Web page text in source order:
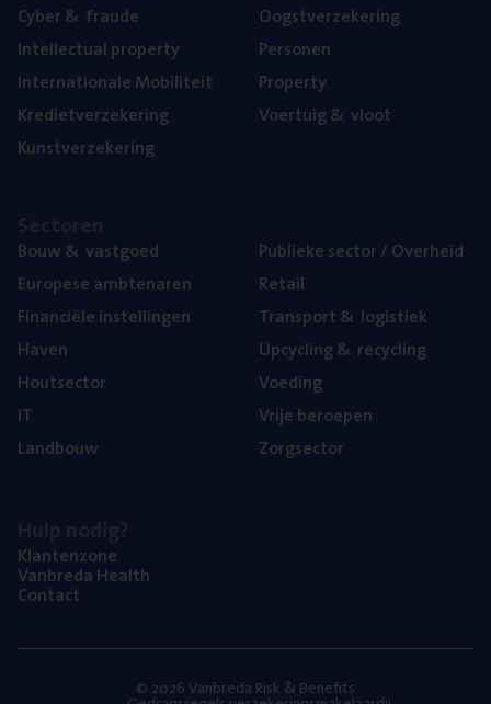
Cyber& fraude
Intel­lec­tu­al property
Inter­na­ti­o­na­le Mobiliteit
Kre­diet­ver­ze­ke­ring
Kunst­ver­ze­ke­ring
Oogst­ver­ze­ke­ring
Per­so­nen
Pro­per­ty
Voer­tuig& vloot
Bouw& vastgoed
Euro­pe­se ambtenaren
Finan­ci­ë­le instellingen
Haven
Hout­sec­tor
IT
Land­bouw
Publie­ke sec­tor / Overheid
Retail
Trans­port& logistiek
Upcy­cling& recycling
Voe­ding
Vrije beroe­pen
Zorg­sec­tor
Klan­ten­zo­ne
Van­b­re­da Health
Con­tact
© 2026 Vanbreda Risk & Benefits